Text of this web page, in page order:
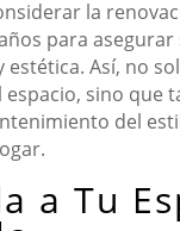
la
para asegurar
Así, no
sino que
del
a Tu